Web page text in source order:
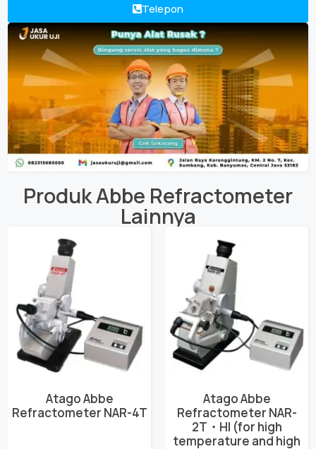
Telepon
ProdukAbbe Refractometer
Lainnya
Atago Abbe
Refractometer NAR-4T
Atago Abbe
Refractometer NAR-
2T・HI (for high
temperature and high